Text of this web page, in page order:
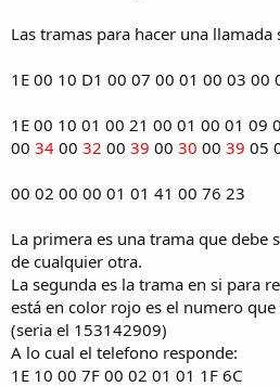
Las tramas para hacer una llamada
1E 00 10 D1 00 07 00 01 00 03 00
1E 00 10 01 00 21 00 01 00 01 09
00 34 00 32 00 39 00 30 00 39 05
00 02 00 00 01 01 41 00 76 23
La primera es una trama que debe
de cualquier otra.
La segunda es la trama en si para
está en color rojo es el numero que
(seria el 153142909)
A lo cual el telefono responde:
1E 10 00 7F 00 02 01 01 1F 6C